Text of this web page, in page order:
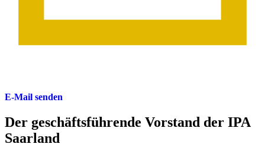
E-Mail senden
Der geschäfts­führende Vorstand der IPA
Saarland